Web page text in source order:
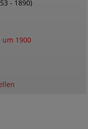
- 1890)
um 1900